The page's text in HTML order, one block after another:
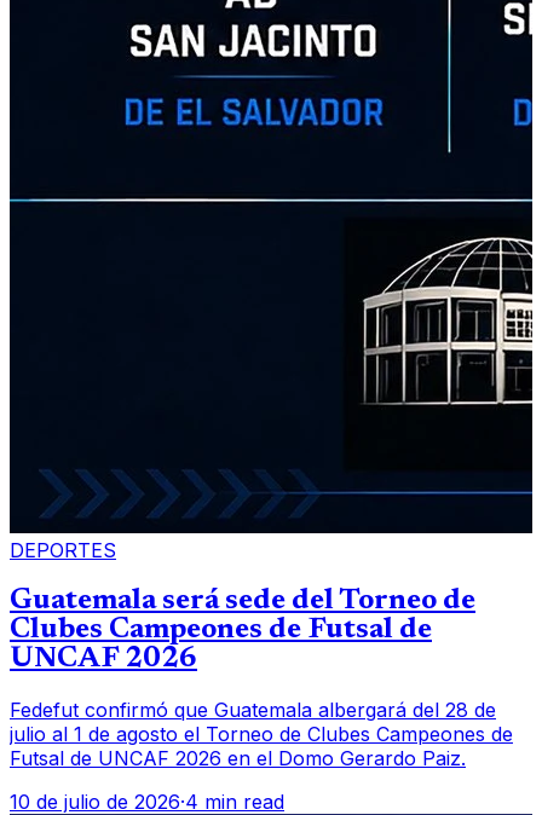
DEPORTES
Guatemala será sede del Torneo de
Clubes Campeones de Futsal de
UNCAF 2026
Fedefut confirmó que Guatemala albergará del 28 de
julio al 1 de agosto el Torneo de Clubes Campeones de
Futsal de UNCAF 2026 en el Domo Gerardo Paiz.
10 de julio de 2026·4 min read